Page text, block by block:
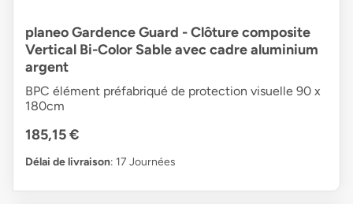
planeo Gardence Guard - Clôture composite
Vertical Bi-Color Sable avec cadre aluminium
argent
BPC élément préfabriqué de protection visuelle 90 x
180cm
185,15 €
Délai de livraison: 17 Journées